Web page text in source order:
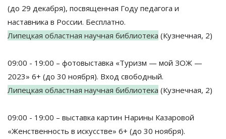
(до 29 декабря), посвященная Году педагога и
наставника в России. Бесплатно.
Липецкая областная научная библиотека (Кузнечная, 2)
09:00 - 19:00 – фотовыставка «Туризм — мой ЗОЖ —
2023» 6+ (до 30 ноября). Вход свободный.
Липецкая областная научная библиотека (Кузнечная, 2)
09:00 - 19:00 – выставка картин Нарины Казаровой
«Женственность в искусстве» 6+ (до 30 ноября).